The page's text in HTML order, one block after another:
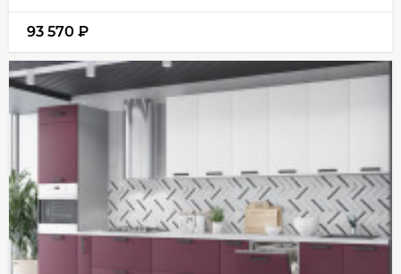
93 570 ₽